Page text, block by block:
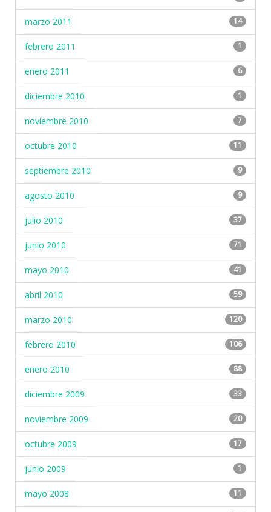
marzo 2011 14
febrero 2011 1
enero 2011 6
diciembre 2010 1
noviembre 2010 7
octubre 2010 11
septiembre 2010 9
agosto 2010 9
julio 2010 37
junio 2010 71
mayo 2010 41
abril 2010 59
marzo 2010 120
febrero 2010 106
enero 2010 88
diciembre 2009 33
noviembre 2009 20
octubre 2009 17
junio 2009 1
mayo 2008 11